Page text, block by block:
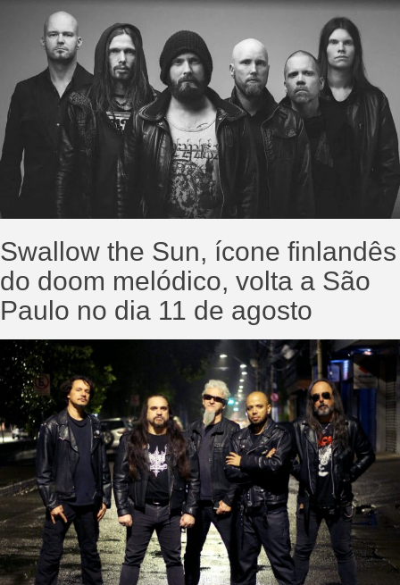
Swallow the Sun, ícone finlandês
do doom melódico, volta a São
Paulo no dia 11 de agosto